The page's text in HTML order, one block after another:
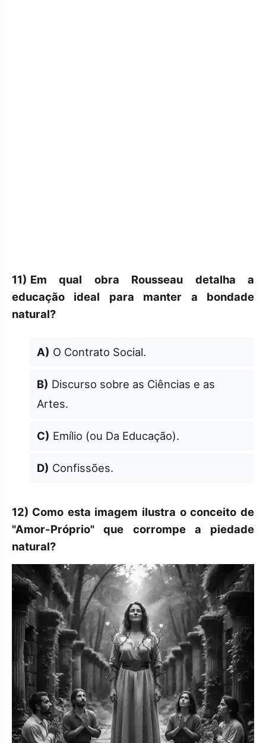
11) Em qual obra Rousseau detalha a
educação ideal para manter a bondade
natural?
A) O Contrato Social.
B) Discurso sobre as Ciências e as
Artes.
C) Emílio (ou Da Educação).
D) Confissões.
12) Como esta imagem ilustra o conceito de
"Amor-Próprio" que corrompe a piedade
natural?